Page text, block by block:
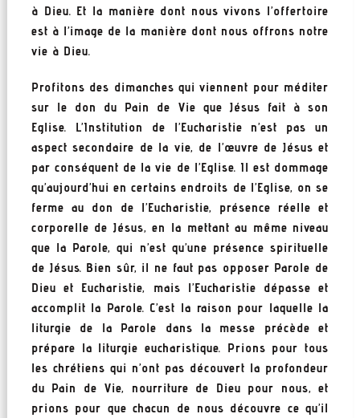
à Dieu. Et la manière dont nous vivons l’offertoire
est à l’image de la manière dont nous offrons notre
vie à Dieu.
Profitons des dimanches qui viennent pour méditer
sur le don du Pain de Vie que Jésus fait à son
Eglise. L’Institution de l’Eucharistie n’est pas un
aspect secondaire de la vie, de l’œuvre de Jésus et
par conséquent de la vie de l’Eglise. Il est dommage
qu’aujourd’hui en certains endroits de l’Eglise, on se
ferme au don de l’Eucharistie, présence réelle et
corporelle de Jésus, en la mettant au même niveau
que la Parole, qui n’est qu’une présence spirituelle
de Jésus. Bien sûr, il ne faut pas opposer Parole de
Dieu et Eucharistie, mais l’Eucharistie dépasse et
accomplit la Parole. C’est la raison pour laquelle la
liturgie de la Parole dans la messe précède et
prépare la liturgie eucharistique. Prions pour tous
les chrétiens qui n’ont pas découvert la profondeur
du Pain de Vie, nourriture de Dieu pour nous, et
prions pour que chacun de nous découvre ce qu’il